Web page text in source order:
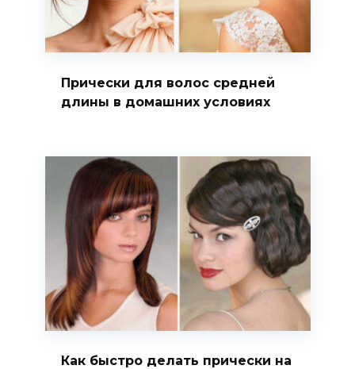
Прически для волос средней
длины в домашних условиях
Как быстро делать прически на